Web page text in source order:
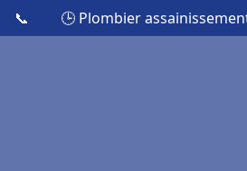
📞 🕒 Plombier